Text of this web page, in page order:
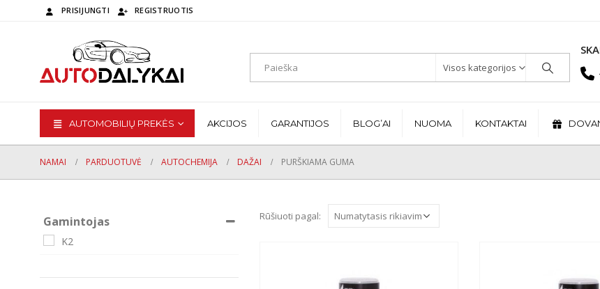
PRISIJUNGTI REGISTRUOTIS
Visos kategorijos
AUTOMOBILIŲ PREKĖS AKCIJOS GARANTIJOS BLOG’AI NUOMA KONTAKTAI
NAMAI PARDUOTUVĖ AUTOCHEMIJA DAŽAI PURŠKIAMA GUMA
Rūšiuoti pagal:
Gamintojas
K2